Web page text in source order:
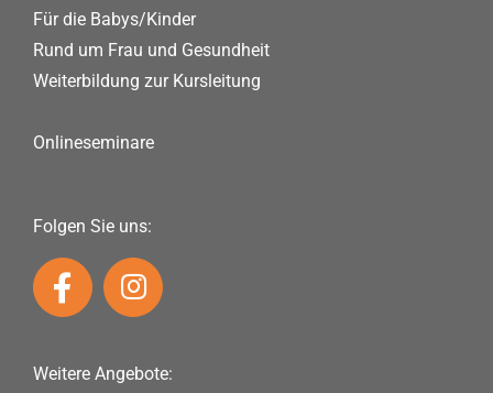
Für die Babys/Kinder
Rund um Frau und Gesundheit
Weiterbildung zur Kursleitung
Onlineseminare
Folgen Sie uns:
Weitere Angebote: